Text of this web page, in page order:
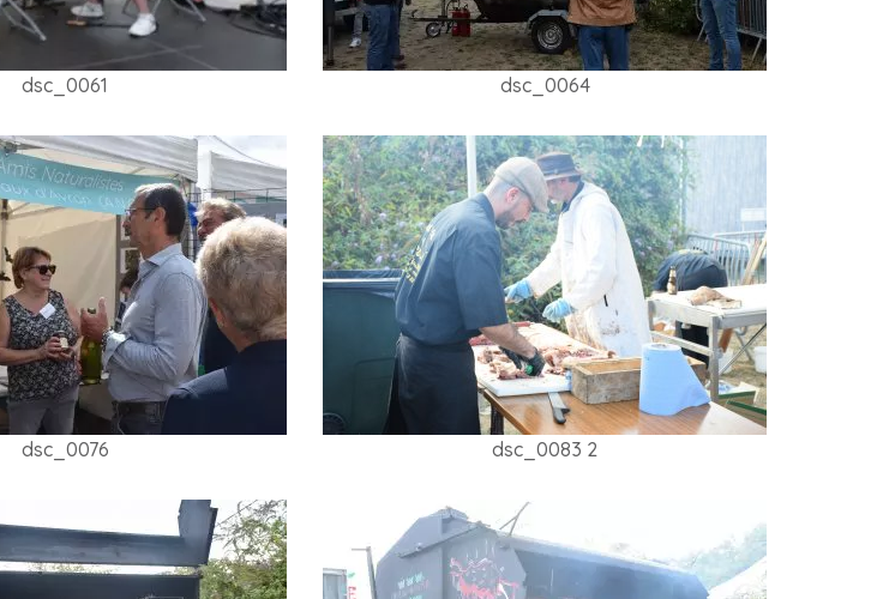
dsc_0061 dsc_0064
dsc_0076 dsc_0083 2